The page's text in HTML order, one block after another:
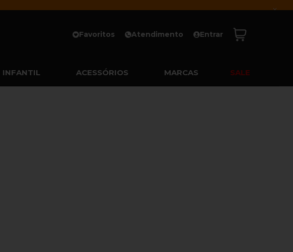
x
Favoritos Atendimento Entrar
INFANTIL ACESSÓRIOS MARCAS SALE